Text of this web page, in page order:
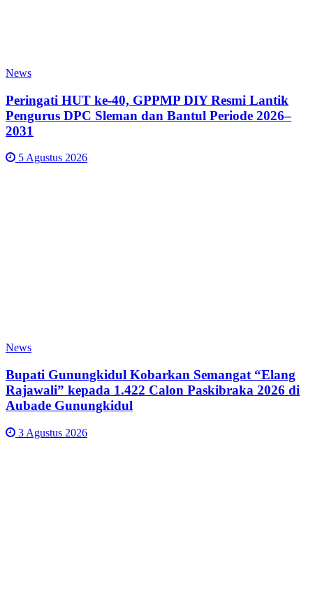
News
Peringati HUT ke-40, GPPMP DIY Resmi Lantik
Pengurus DPC Sleman dan Bantul Periode 2026–
2031
5 Agustus 2026
News
Bupati Gunungkidul Kobarkan Semangat “Elang
Rajawali” kepada 1.422 Calon Paskibraka 2026 di
Aubade Gunungkidul
3 Agustus 2026